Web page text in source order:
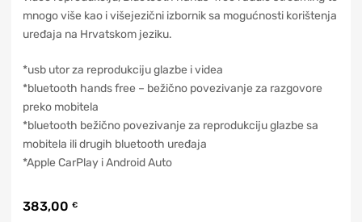
mnogo više kao i višejezični izbornik sa mogućnosti korištenja
uređaja na Hrvatskom jeziku.
*usb utor za reprodukciju glazbe i videa
*bluetooth hands free – bežično povezivanje za razgovore
preko mobitela
*bluetooth bežično povezivanje za reprodukciju glazbe sa
mobitela ili drugih bluetooth uređaja
*Apple CarPlay i Android Auto
383,00 €